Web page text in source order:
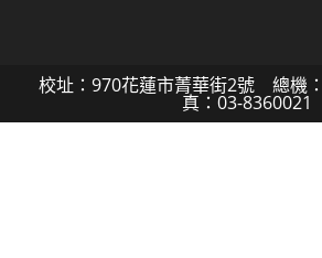
校址：970花蓮市菁華街2號 總機
真：03-8360021